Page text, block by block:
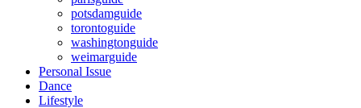
potsdamguide
torontoguide
washingtonguide
weimarguide
Personal Issue
Dance
Lifestyle